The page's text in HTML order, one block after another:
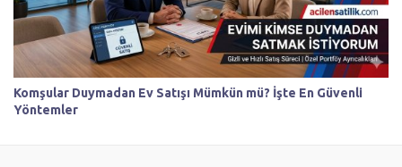
Komşular Duymadan Ev Satışı Mümkün mü? İşte En Güvenli
Yöntemler